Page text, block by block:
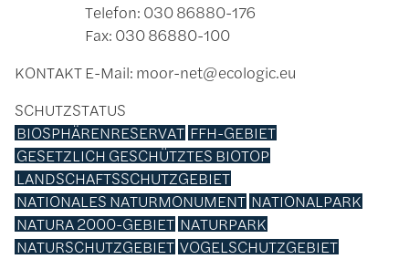
KONTAKT
Telefon: 030 86880-176
Fax: 030 86880-100
E-Mail: moor-net@ecologic.eu
SCHUTZSTATUS
BIOSPHÄRENRESERVAT FFH-GEBIET
GESETZLICH GESCHÜTZTES BIOTOP
LANDSCHAFTSSCHUTZGEBIET
NATIONALES NATURMONUMENT NATIONALPARK
NATURA 2000-GEBIET NATURPARK
NATURSCHUTZGEBIET VOGELSCHUTZGEBIET